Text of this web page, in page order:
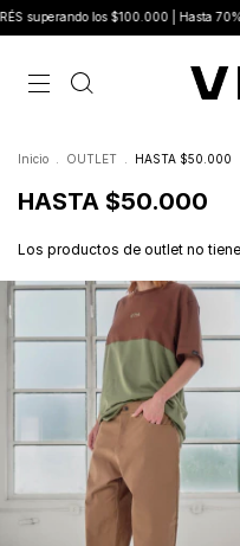
| Hasta 70%OFF en vieja
Inicio OUTLET HASTA $50.000
HASTA $50.000
Los productos de outlet no